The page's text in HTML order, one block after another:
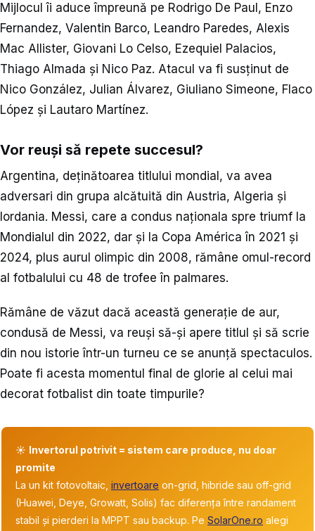
Mijlocul îi aduce împreună pe Rodrigo De Paul, Enzo
Fernandez, Valentin Barco, Leandro Paredes, Alexis
Mac Allister, Giovani Lo Celso, Ezequiel Palacios,
Thiago Almada și Nico Paz. Atacul va fi susținut de
Nico González, Julian Álvarez, Giuliano Simeone, Flaco
López și Lautaro Martínez.
Vor reuși să repete succesul?
Argentina, deținătoarea titlului mondial, va avea
adversari din grupa alcătuită din Austria, Algeria și
Iordania. Messi, care a condus naționala spre triumf la
Mondialul din 2022, dar și la Copa América în 2021 și
2024, plus aurul olimpic din 2008, rămâne omul-record
al fotbalului cu 48 de trofee în palmares.
Rămâne de văzut dacă această generație de aur,
condusă de Messi, va reuși să-și apere titlul și să scrie
din nou istorie într-un turneu ce se anunță spectaculos.
Poate fi acesta momentul final de glorie al celui mai
decorat fotbalist din toate timpurile?
☀️ Invertorul potrivit = sistem care produce, nu doar
promite
La un kit fotovoltaic, invertoare on-grid, hibride sau off-grid
(Huawei, Deye, Growatt, Solis) fac diferența între randament
stabil și pierderi la MPPT sau backup. Pe SolarOne.ro alegi